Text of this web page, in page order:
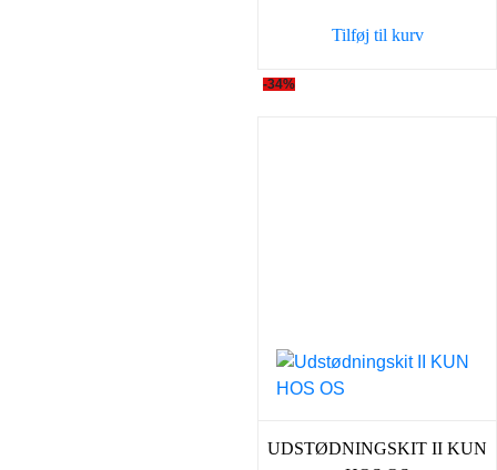
49,00 kr..
Tilføj til kurv
-34%
UDSTØDNINGSKIT II KUN